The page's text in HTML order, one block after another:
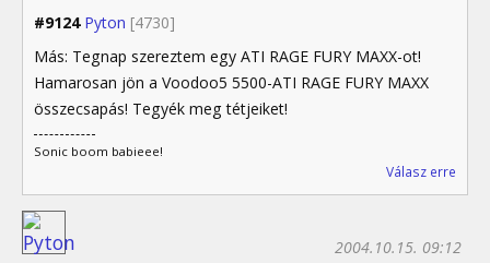
#9124 Pyton [4730]
Más: Tegnap szereztem egy ATI RAGE FURY MAXX-ot!
Hamarosan jön a Voodoo5 5500-ATI RAGE FURY MAXX
összecsapás! Tegyék meg tétjeiket!
Sonic boom babieee!
Válasz erre
2004.10.15. 09:12